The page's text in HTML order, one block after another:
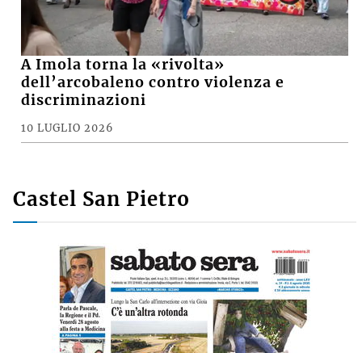
A Imola torna la «rivolta»
dell’arcobaleno contro violenza e
discriminazioni
10 LUGLIO 2026
Castel San Pietro